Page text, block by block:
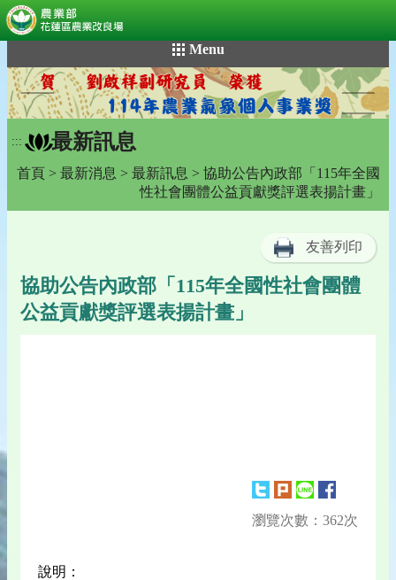
到
主
要
內
容
塊
Menu
::: 最新訊息
首頁 > 最新消息 > 最新訊息 > 協助公告內政部「115年全國
性社會團體公益貢獻獎評選表揚計畫」
友善列印
協助公告內政部「115年全國性社會團體
公益貢獻獎評選表揚計畫」
瀏覽次數：362次
說明：